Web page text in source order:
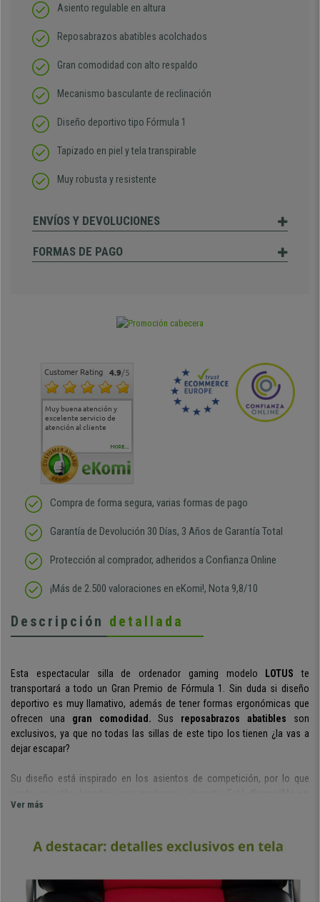
Asiento regulable en altura
Reposabrazos abatibles acolchados
Gran comodidad con alto respaldo
Mecanismo basculante de reclinación
Diseño deportivo tipo Fórmula 1
Tapizado en piel y tela transpirable
Muy robusta y resistente
ENVÍOS Y DEVOLUCIONES
FORMAS DE PAGO
Customer Rating 4.9/5
Muy buena atención y
excelente servicio de
atención al cliente
Muy buena atención de
cara al asesoramiento
Si estoy contento
MORE...
Compra de forma segura, varias formas de pago
Garantía de Devolución 30 Días, 3 Años de Garantía Total
Protección al comprador, adheridos a Confianza Online
¡Más de 2.500 valoraciones en eKomi!, Nota 9,8/10
Descripción detallada
Esta espectacular silla de ordenador gaming modelo LOTUS te
transportará a todo un Gran Premio de Fórmula 1. Sin duda si diseño
deportivo es muy llamativo, además de tener formas ergonómicas que
ofrecen una gran comodidad. Sus reposabrazos abatibles son
exclusivos, ya que no todas las sillas de este tipo los tienen ¿la vas a
dejar escapar?
Su diseño está inspirado en los asientos de competición, por lo que
muchos colores
Tiene ajuste en altura mediante pistón de gas.
Es una característica
con la que podrás adaptar fácilmente la altura de la silla y para que quede
mecanismo basculante de reclinación, algo realmente cómodo de
utilizar e ideal para tomarse un descanso. Este sistema se puede
Ver más